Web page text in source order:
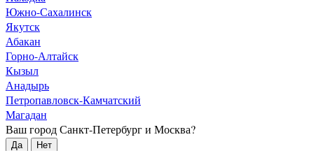
Южно-Сахалинск
Якутск
Абакан
Горно-Алтайск
Кызыл
Анадырь
Петропавловск-Камчатский
Магадан
Ваш город Санкт-Петербург и Москва?
Да Нет